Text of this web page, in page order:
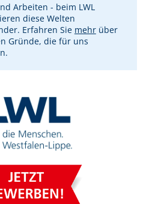
Arbeiten - beim LWL
diese Welten
Erfahren Sie mehrüber
Gründe, die für uns